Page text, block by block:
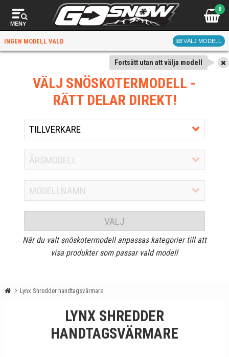
MENY
0
INGEN MODELL VALD VÄLJ MODELL
Fortsätt utan att välja modell
VÄLJ SNÖSKOTERMODELL -
RÄTT DELAR DIREKT!
VÄLJ
När du valt snöskotermodell anpassas kategorier till att
visa produkter som passar vald modell
Lynx Shredder handtagsvärmare
LYNX SHREDDER
HANDTAGSVÄRMARE